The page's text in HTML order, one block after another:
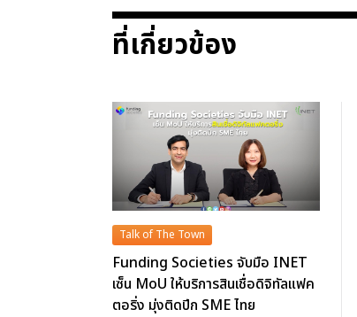
ที่เกี่ยวข้อง
Talk of The Town
Funding Societies จับมือ INET
เซ็น MoU ให้บริการสินเชื่อดิจิทัลแฟค
ตอริ่ง มุ่งติดปีก SME ไทย